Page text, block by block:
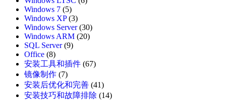
Windows 7 (5)
Windows XP(3)
Windows Server(30)
Windows ARM (20)
SQL Server(9)
Office (8)
安装工具和插件 (67)
镜像制作 (7)
安装后优化和完善 (41)
安装技巧和故障排除 (14)